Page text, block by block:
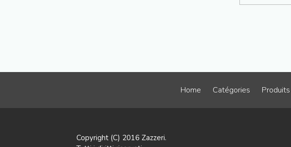
Home Catégories Produits
Copyright (C) 2016 Zazzeri.